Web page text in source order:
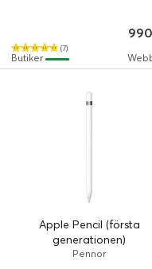
(7)
Butiker
Apple Pencil (första
generationen)
Pennor